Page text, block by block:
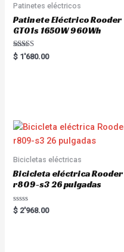
Patinetes eléctricos
Patinete Eléctrico Rooder
GT01s 1650W 960Wh
Rated
5.00
$ 1'680.00
Bicicletas eléctricas
Bicicleta eléctrica Rooder
r809-s3 26 pulgadas
R
a
$ 2'968.00